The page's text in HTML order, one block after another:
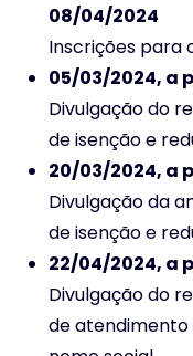
08/04/2024
Inscrições para
05/03/2024, a
Divulgação do
de isenção e
20/03/2024, a
Divulgação da
de isenção e
22/04/2024, a
Divulgação do
de atendimento